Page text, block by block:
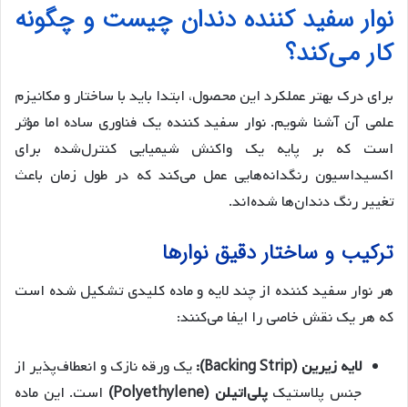
نوار سفید کننده دندان چیست و چگونه
کار می‌کند؟
برای درک بهتر عملکرد این محصول، ابتدا باید با ساختار و مکانیزم
علمی آن آشنا شویم. نوار سفید کننده یک فناوری ساده اما مؤثر
است که بر پایه یک واکنش شیمیایی کنترل‌شده برای
اکسیداسیون رنگدانه‌هایی عمل می‌کند که در طول زمان باعث
تغییر رنگ دندان‌ها شده‌اند.
ترکیب و ساختار دقیق نوارها
هر نوار سفید کننده از چند لایه و ماده کلیدی تشکیل شده است
که هر یک نقش خاصی را ایفا می‌کنند:
لایه زیرین (Backing Strip):
یک ورقه نازک و انعطاف‌پذیر از
جنس پلاستیکپلی‌اتیلن (Polyethylene)
است. این ماده